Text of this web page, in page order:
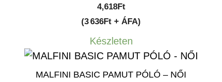
4,618Ft
(3 636Ft + ÁFA)
Készleten
MALFINI BASIC PAMUT PÓLÓ – NŐI